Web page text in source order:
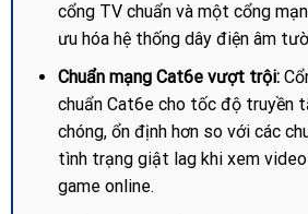
cổng TV chuẩn và một cổng
ưu hóa hệ thống dây điện âm
Chuẩn mạng Cat6e vượt trội:
chuẩn Cat6e cho tốc độ truyền
chóng, ổn định hơn so với các
tình trạng giật lag khi xem
game online.